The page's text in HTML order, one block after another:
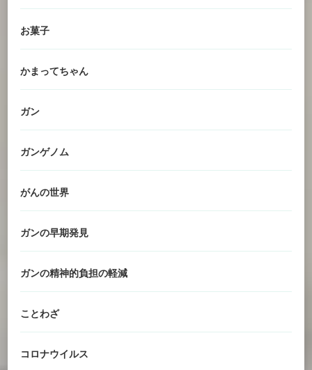
お菓子
かまってちゃん
ガン
ガンゲノム
がんの世界
ガンの早期発見
ガンの精神的負担の軽減
ことわざ
コロナウイルス